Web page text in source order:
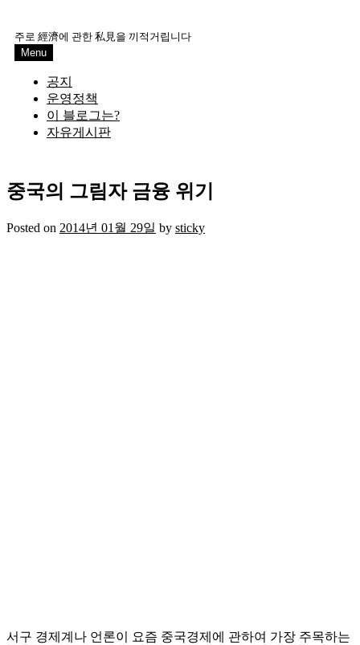
content
주로 經濟에 관한 私見을 끼적거립니다
Menu
공지
운영정책
이 블로그는?
자유게시판
중국의 그림자 금융 위기
Posted on 2014년 01월 29일 by sticky
서구 경제계나 언론이 요즘 중국경제에 관하여 가장 주목하는